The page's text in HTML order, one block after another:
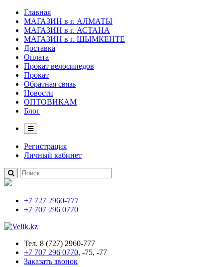
Главная
МАГАЗИН в г. АЛМАТЫ
МАГАЗИН в г. АСТАНА
МАГАЗИН в г. ШЫМКЕНТЕ
Доставка
Оплата
Прокат велосипедов
Прокат
Обратная связь
Новости
ОПТОВИКАМ
Блог
Регистрация
Личный кабинет
+7 727 2960-777
+7 707 296 0770
Тел. 8 (727) 2960-777
+7 707 296 0770, -75, -77
Заказать звонок